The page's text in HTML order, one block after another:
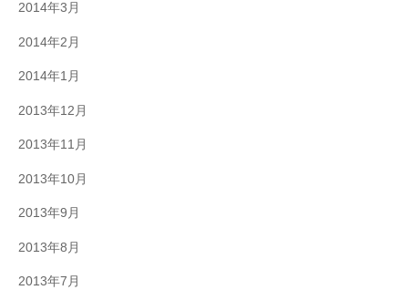
2014年3月
2014年2月
2014年1月
2013年12月
2013年11月
2013年10月
2013年9月
2013年8月
2013年7月